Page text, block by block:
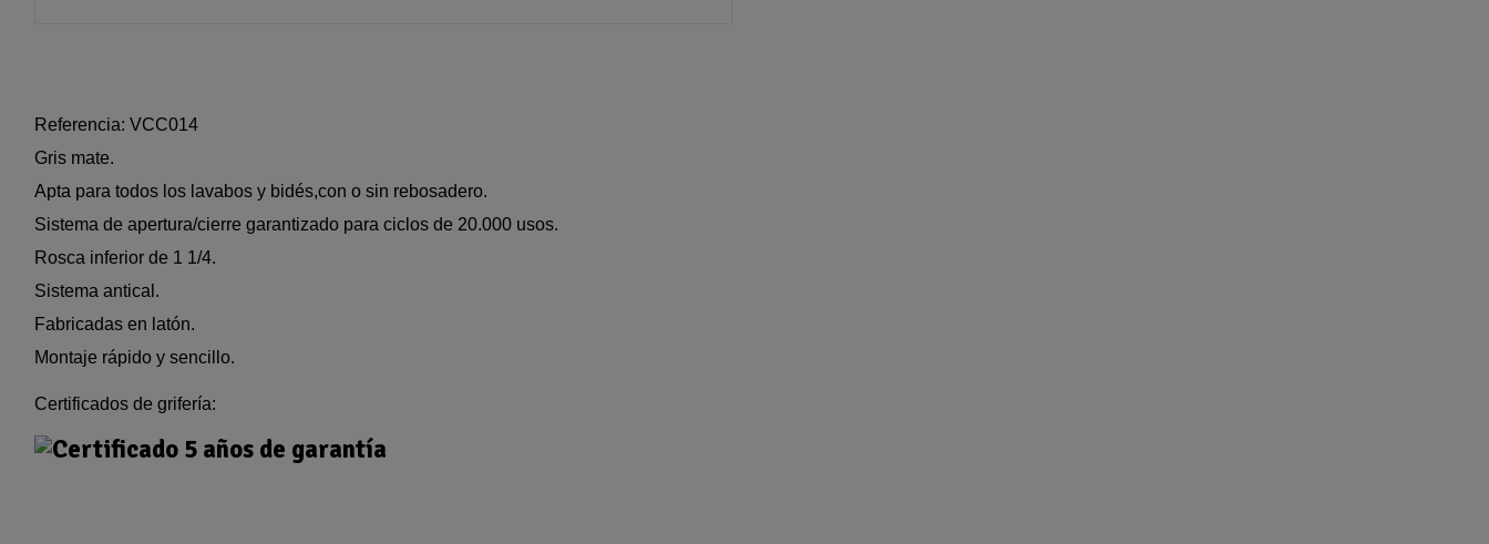
Referencia: VCC014
Gris mate.
Apta para todos los lavabos y bidés,con o sin rebosadero.
Sistema de apertura/cierre garantizado para ciclos de 20.000 usos.
Rosca inferior de 1 1/4.
Sistema antical.
Fabricadas en latón.
Montaje rápido y sencillo.
Certificados de grifería: